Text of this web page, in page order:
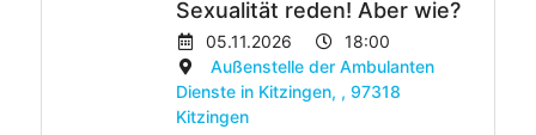
Sexualität reden! Aber wie?
05.11.2026
18:00
Außenstelle der Ambulanten
Dienste in Kitzingen, , 97318
Kitzingen